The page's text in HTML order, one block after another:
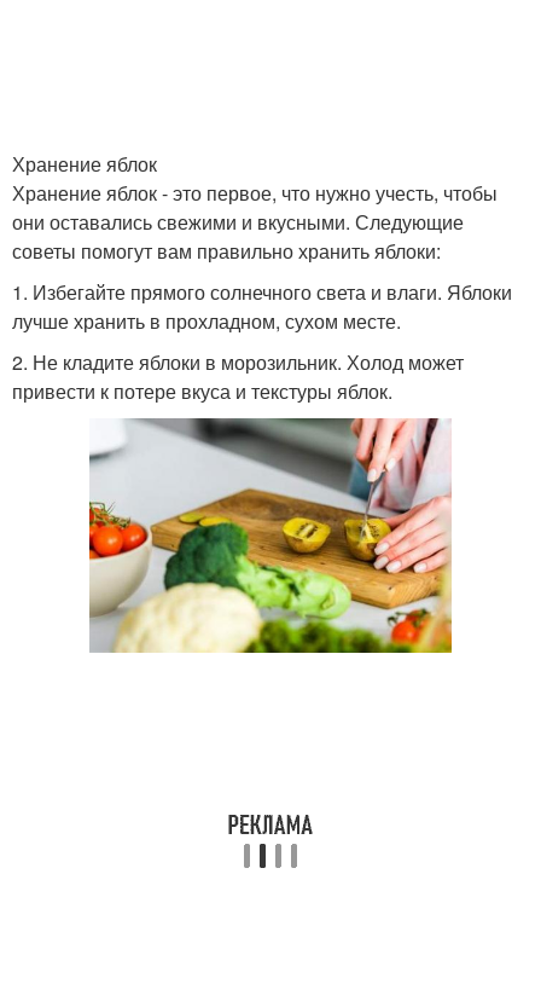
Хранение яблок
Хранение яблок - это первое, что нужно учесть, чтобы
они оставались свежими и вкусными. Следующие
советы помогут вам правильно хранить яблоки:
1. Избегайте прямого солнечного света и влаги. Яблоки
лучше хранить в прохладном, сухом месте.
2. Не кладите яблоки в морозильник. Холод может
привести к потере вкуса и текстуры яблок.